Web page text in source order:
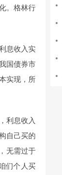
。格林行
息收入实
国债券市
实现，所
利息收入
自己买的
无需过于
们个人买